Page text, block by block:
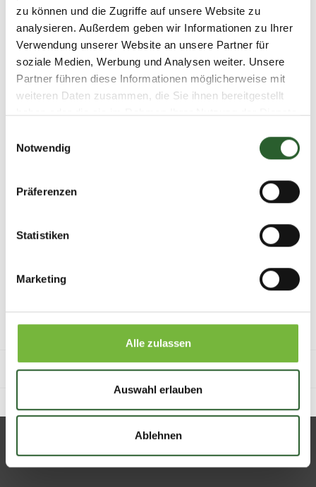
zu können und die Zugriffe auf unsere Website zu
analysieren. Außerdem geben wir Informationen zu Ihrer
Verwendung unserer Website an unsere Partner für
soziale Medien, Werbung und Analysen weiter. Unsere
Partner führen diese Informationen möglicherweise mit
weiteren Daten zusammen, die Sie ihnen bereitgestellt
haben oder die sie im Rahmen Ihrer Nutzung der Dienste
Notwendig
Präferenzen
Statistiken
Marketing
Alle zulassen
Auswahl erlauben
Ablehnen
Keine Berührungsängste zeigten die Bunnies von Denise Mayr aus
Südtirol mit unserem medizinischen Kaninchen-Shampoo.
Einträge insgesamt: 1
Über uns